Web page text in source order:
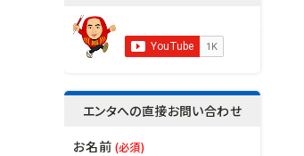
エンタへの直接お問い合わせ
お名前 (必須)